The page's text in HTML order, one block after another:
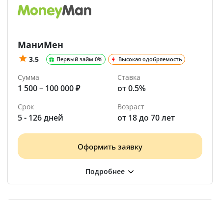
МаниМен
3.5 Первый займ 0% Высокая одобряемость
Сумма
1 500 – 100 000 ₽
Ставка
от 0.5%
Срок
5 - 126 дней
Возраст
от 18 до 70 лет
Оформить заявку